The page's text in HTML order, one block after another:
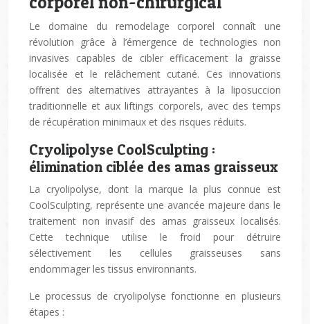
Le domaine du remodelage corporel connaît une
révolution grâce à l’émergence de technologies non
invasives capables de cibler efficacement la graisse
localisée et le relâchement cutané. Ces innovations
offrent des alternatives attrayantes à la liposuccion
traditionnelle et aux liftings corporels, avec des temps
de récupération minimaux et des risques réduits.
Cryolipolyse CoolSculpting :
élimination ciblée des amas graisseux
La cryolipolyse, dont la marque la plus connue est
CoolSculpting, représente une avancée majeure dans le
traitement non invasif des amas graisseux localisés.
Cette technique utilise le froid pour détruire
sélectivement les cellules graisseuses sans
endommager les tissus environnants.
Le processus de cryolipolyse fonctionne en plusieurs
étapes :